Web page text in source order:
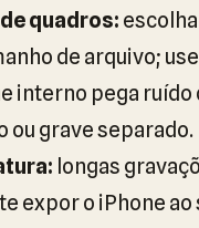
quadros:
de arquivo;
interno pega ruído
grave separado.
longas
expor o iPhone ao